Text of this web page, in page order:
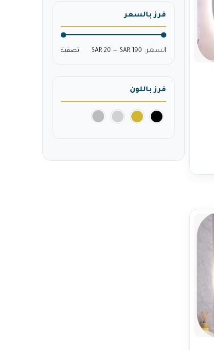
فرز بالسعر
تصفية السعر: SAR 20 — SAR 190
فرز باللون